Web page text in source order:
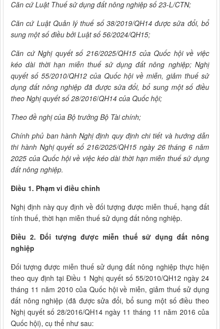
Căn cứ Luật Thuế sử dụng đất nông nghiệp số 23-L/CTN;
Căn cứ Luật Quản lý thuế số 38/2019/QH14 được sửa đổi, bổ
sung một số điều bởi Luật số 56/2024/QH15;
Căn cứ Nghị quyết số 216/2025/QH15 của Quốc hội về việc
kéo dài thời hạn miễn thuế sử dụng đất nông nghiệp; Nghị
quyết số 55/2010/QH12 của Quốc hội về miễn, giảm thuế sử
dụng đất nông nghiệp đã được sửa đổi, bổ sung một số điều
theo Nghị quyết số 28/2016/QH14 của Quốc hội;
Theo đề nghị của Bộ trưởng Bộ Tài chính;
Chính phủ ban hành Nghị định quy định chi tiết và hướng dẫn
thi hành Nghị quyết số 216/2025/QH15 ngày 26 tháng 6 năm
2025 của Quốc hội về việc kéo dài thời hạn miễn thuế sử dụng
đất nông nghiệp.
Điều 1. Phạm vi điều chỉnh
Nghị định này quy định về đối tượng được miễn thuế, hạng đất
tính thuế, thời hạn miễn thuế sử dụng đất nông nghiệp.
Điều 2. Đối tượng được miễn thuế sử dụng đất nông
nghiệp
Đối tượng được miễn thuế sử dụng đất nông nghiệp thực hiện
theo quy định tại Điều 1 Nghị quyết số 55/2010/QH12 ngày 24
tháng 11 năm 2010 của Quốc hội về miễn, giảm thuế sử dụng
đất nông nghiệp (đã được sửa đổi, bổ sung một số điều theo
Nghị quyết số 28/2016/QH14 ngày 11 tháng 11 năm 2016 của
Quốc hội), cụ thể như sau: